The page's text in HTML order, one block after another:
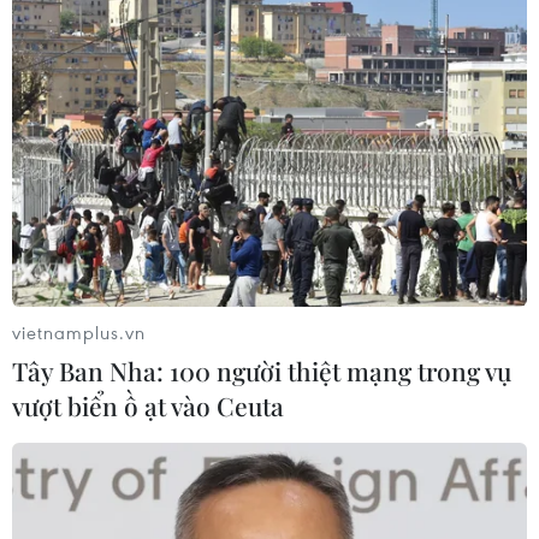
Novaland. Anh cho biết đây sẽ là một không
gian sống lý tưởng cho các gia đình nơi mảnh
đất miền Đông tươi đẹp, có dòng sông xanh mát
bao quanh tựa như một máy lọc không khí
khổng lồ, giúp không gian sống tại khu đô thị
luôn trong lành.
vietnamplus.vn
Tây Ban Nha: 100 người thiệt mạng trong vụ
vượt biển ồ ạt vào Ceuta